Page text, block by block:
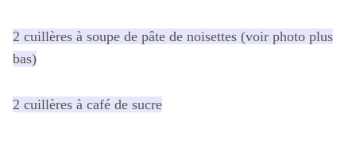
2 cuillères à soupe de pâte de noisettes (voir photo plus
bas)
2 cuillères à café de sucre